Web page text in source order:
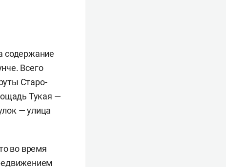
содержание
Всего
Старо-
Тукая —
— улица
во время